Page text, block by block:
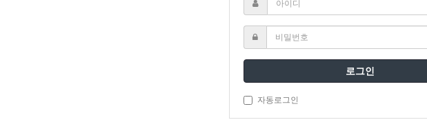
로그인
자동로그인